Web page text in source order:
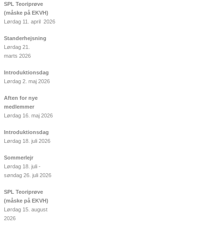
SPL Teoriprøve
(måske på EKVH)
Lørdag 11. april 2026
Standerhejsning
Lørdag 21.
marts 2026
Introduktionsdag
Lørdag 2. maj 2026
Aften for nye
medlemmer
Lørdag 16. maj 2026
Introduktionsdag
Lørdag 18. juli 2026
Sommerlejr
Lørdag 18. juli -
søndag 26. juli 2026
SPL Teoriprøve
(måske på EKVH)
Lørdag 15. august
2026